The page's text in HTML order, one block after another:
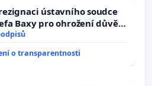
ústavního soudce
Baxy pro ohrožení důvěry
proces
o transparentnosti